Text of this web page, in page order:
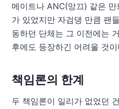
메이트나 ANC(앙끄) 같은
가 있었지만 자검댕 만큼 팬
동하던 단체는 그 이전에는
후에도 등장하긴 어려울 것이
책임론의 한계
두 책임론이 일리가 없었던